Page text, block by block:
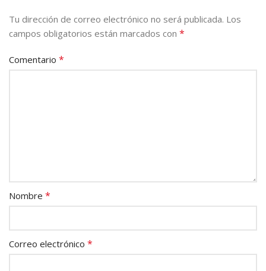
Tu dirección de correo electrónico no será publicada. Los
campos obligatorios están marcados con *
Comentario *
Nombre *
Correo electrónico *